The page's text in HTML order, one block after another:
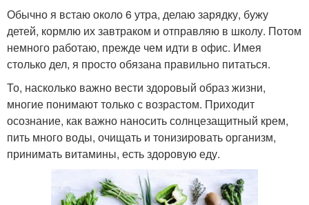
Обычно я встаю около 6 утра, делаю зарядку, бужу
детей, кормлю их завтраком и отправляю в школу. Потом
немного работаю, прежде чем идти в офис. Имея
столько дел, я просто обязана правильно питаться.
То, насколько важно вести здоровый образ жизни,
многие понимают только с возрастом. Приходит
осознание, как важно наносить солнцезащитный крем,
пить много воды, очищать и тонизировать организм,
принимать витамины, есть здоровую еду.